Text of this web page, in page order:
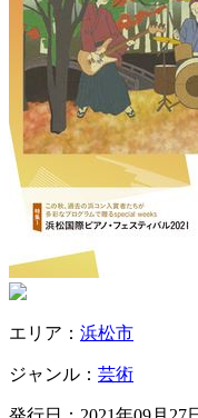
エリア： 浜松市
ジャンル： 芸術